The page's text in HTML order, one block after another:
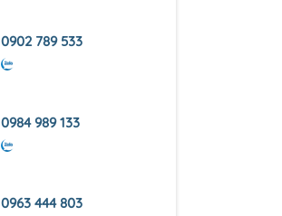
0902 789 533
0984 989 133
0963 444 803